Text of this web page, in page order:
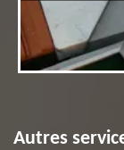
Autres